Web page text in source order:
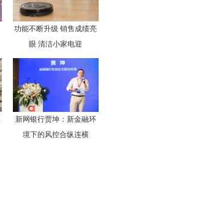
功能不断升级 销售成绩亮
眼 清洁小家电迎
新网银行贾坤：新金融环
境下的风控合纵连横